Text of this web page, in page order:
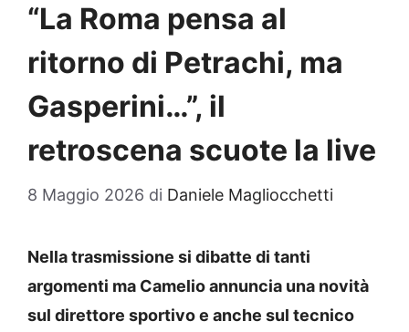
“La Roma pensa al
ritorno di Petrachi, ma
Gasperini…”, il
retroscena scuote la live
8 Maggio 2026 di Daniele Magliocchetti
Nella trasmissione si dibatte di tanti
argomenti ma Camelio annuncia una novità
sul direttore sportivo e anche sul tecnico